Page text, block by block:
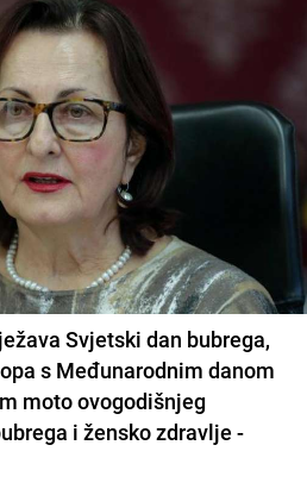
Svjetski dan bubrega,
s Međunarodnim danom
moto ovogodišnjeg
i žensko zdravlje -